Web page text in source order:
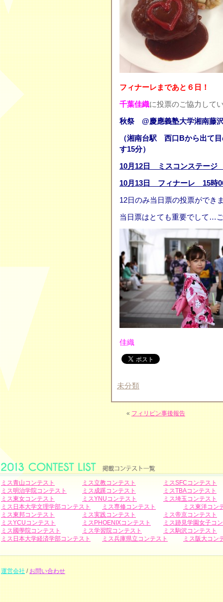
フィナーレまであと６日！
千葉佳織に投票のご協力して
秋祭 @慶應義塾大学湘南藤
（湘南台駅 西口Bから出て
す15分）
10月12日 ミスコンステージ
10月13日 フィナーレ 15時
12日のみ当日票の投票ができ
当日票はとても重要でして…
佳織
未分類
«フィリピン事後報告
ミス青山コンテスト ミス立教コンテスト
ミスSFCコンテスト
ミス明治学院コンテスト
ミス成蹊コンテスト
ミスTBAコンテスト
ミス東女コンテスト
ミスYNUコンテスト
ミス埼玉コンテスト
ミス日本大学文理学部コンテスト
ミス専修コンテスト
ミス東洋コン
ミス東邦コンテスト
ミス実践コンテスト
ミス帝京コンテスト
ミスYCUコンテスト
ミスPHOENIXコンテスト
ミス跡見学園女子コ
ミス國學院コンテスト
ミス学習院コンテスト
ミス駒沢コンテスト
ミス日本大学経済学部コンテスト
ミス兵庫県立コンテスト ミス阪大コン
運営会社/お問い合わせ